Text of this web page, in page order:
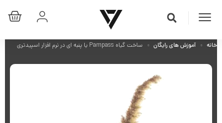
خانه آموزش های رایگان ساخت گیاه Pampass یا پنبه ای در نرم افزار اسپیدتری